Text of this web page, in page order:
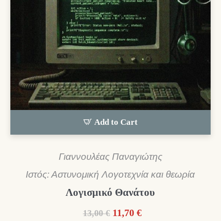
Add to Cart
Γιαννουλέας Παναγιώτης
Ιστός: Αστυνομική Λογοτεχνία και θεωρία
Λογισμικό Θανάτου
13,00 € Original
11,70 €Η